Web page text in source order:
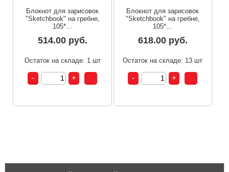
Блокнот для зарисовок
"Sketchbook" на гребне,
105*...
514.00 руб.
Остаток на складе: 1 шт
Блокнот для зарисовок
"Sketchbook" на гребне,
105*...
618.00 руб.
Остаток на складе: 13 шт